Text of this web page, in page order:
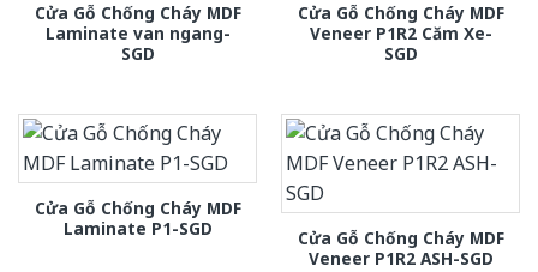
Cửa Gỗ Chống Cháy MDF
Laminate van ngang-
SGD
Cửa Gỗ Chống Cháy MDF
Veneer P1R2 Căm Xe-
SGD
Cửa Gỗ Chống Cháy MDF
Laminate P1-SGD
Cửa Gỗ Chống Cháy MDF
Veneer P1R2 ASH-SGD